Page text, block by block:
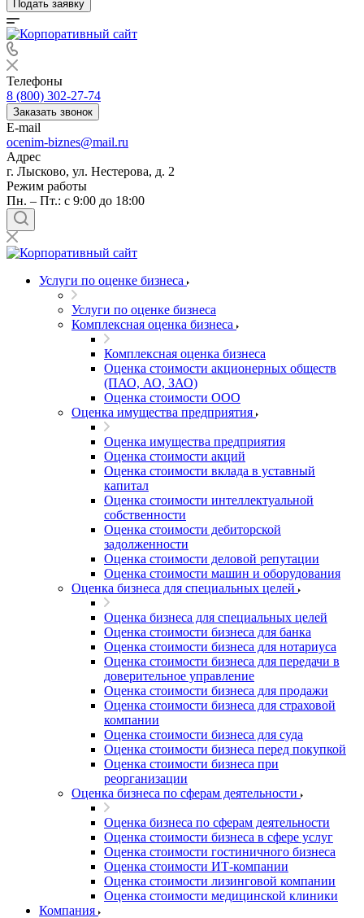
Подать заявку
Телефоны
8 (800) 302-27-74
Заказать звонок
E-mail
ocenim-biznes@mail.ru
Адрес
г. Лысково, ул. Нестерова, д. 2
Режим работы
Пн. – Пт.: с 9:00 до 18:00
Услуги по оценке бизнеса
Услуги по оценке бизнеса
Комплексная оценка бизнеса
Комплексная оценка бизнеса
Оценка стоимости акционерных обществ
(ПАО, АО, ЗАО)
Оценка стоимости ООО
Оценка имущества предприятия
Оценка имущества предприятия
Оценка стоимости акций
Оценка стоимости вклада в уставный
капитал
Оценка стоимости интеллектуальной
собственности
Оценка стоимости дебиторской
задолженности
Оценка стоимости деловой репутации
Оценка стоимости машин и оборудования
Оценка бизнеса для специальных целей
Оценка бизнеса для специальных целей
Оценка стоимости бизнеса для банка
Оценка стоимости бизнеса для нотариуса
Оценка стоимости бизнеса для передачи в
доверительное управление
Оценка стоимости бизнеса для продажи
Оценка стоимости бизнеса для страховой
компании
Оценка стоимости бизнеса для суда
Оценка стоимости бизнеса перед покупкой
Оценка стоимости бизнеса при
реорганизации
Оценка бизнеса по сферам деятельности
Оценка бизнеса по сферам деятельности
Оценка стоимости бизнеса в сфере услуг
Оценка стоимости гостиничного бизнеса
Оценка стоимости ИТ-компании
Оценка стоимости лизинговой компании
Оценка стоимости медицинской клиники
Компания